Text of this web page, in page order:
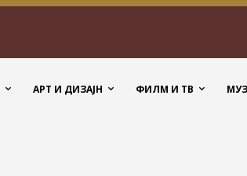
АРТ И ДИЗАЈН ФИЛМ И ТВ